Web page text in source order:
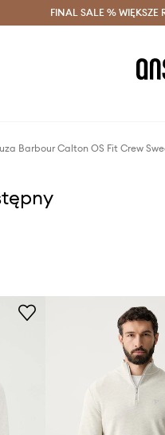
Oszczędzaj z Answear Club >
FINAL SALE % WIĘKSZE
Barbour Calton OS Fit Crew